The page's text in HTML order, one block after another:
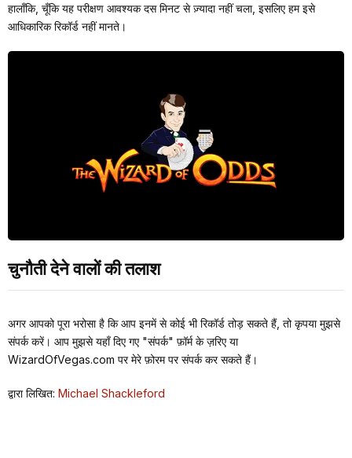
हालाँकि, चूँकि यह परीक्षण आवश्यक दस मिनट से ज़्यादा नहीं चला, इसलिए हम इसे
आधिकारिक रिकॉर्ड नहीं मानते।
चुनौती देने वालों की तलाश
अगर आपको पूरा भरोसा है कि आप इनमें से कोई भी रिकॉर्ड तोड़ सकते हैं, तो कृपया मुझसे
संपर्क करें। आप मुझसे यहाँ दिए गए "संपर्क" फ़ॉर्म के ज़रिए या
WizardOfVegas.com पर मेरे फ़ोरम पर संपर्क कर सकते हैं।
द्वारा लिखित: Michael Shackleford